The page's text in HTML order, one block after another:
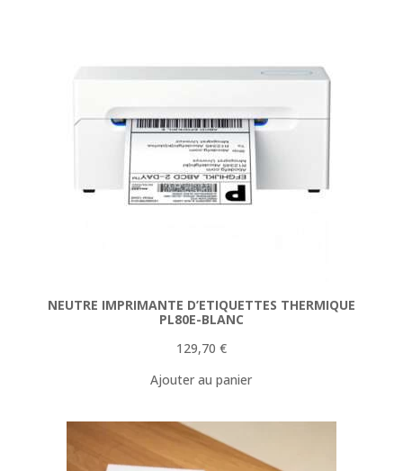
NEUTRE IMPRIMANTE D’ETIQUETTES THERMIQUE
PL80E-BLANC
129,70 €
Ajouter au panier